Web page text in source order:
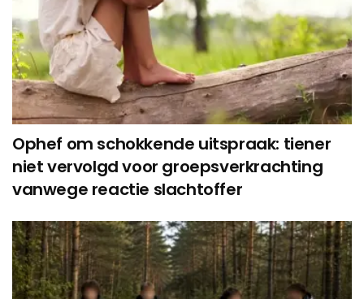
Ophef om schokkende uitspraak: tiener
niet vervolgd voor groepsverkrachting
vanwege reactie slachtoffer